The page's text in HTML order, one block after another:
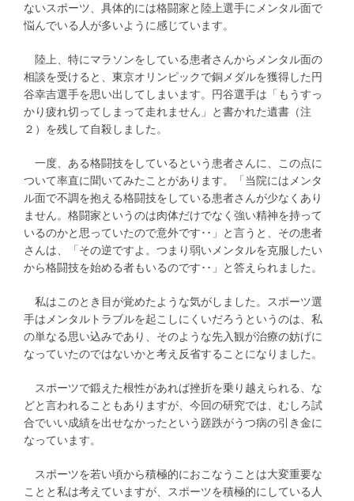
ないスポーツ、具体的には格闘家と陸上選手にメンタル面で
悩んでいる人が多いように感じています。
陸上、特にマラソンをしている患者さんからメンタル面の
相談を受けると、東京オリンピックで銅メダルを獲得した円
谷幸吉選手を思い出してしまいます。円谷選手は「もうすっ
かり疲れ切ってしまって走れません」と書かれた遺書（注
２）を残して自殺しました。
一度、ある格闘技をしているという患者さんに、この点に
ついて率直に聞いてみたことがあります。「当院にはメンタ
ル面で不調を抱える格闘技をしている患者さんが少なくあり
ません。格闘家というのは肉体だけでなく強い精神を持って
いるのかと思っていたので意外です･･」と言うと、その患者
さんは、「その逆ですよ。つまり弱いメンタルを克服したい
から格闘技を始める者もいるのです･･」と答えられました。
私はこのとき目が覚めたような気がしました。スポーツ選
手はメンタルトラブルを起こしにくいだろうというのは、私
の単なる思い込みであり、そのような先入観が治療の妨げに
なっていたのではないかと考え反省することになりました。
スポーツで鍛えた根性があれば挫折を乗り越えられる、な
どと言われることもありますが、今回の研究では、むしろ試
合でいい成績を出せなかったという蹉跌がうつ病の引き金に
なっています。
スポーツを若い頃から積極的におこなうことは大変重要な
ことと私は考えていますが、スポーツを積極的にしている人